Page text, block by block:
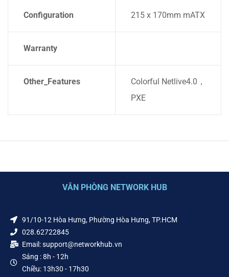
Configuration 215 x 170mm mATX
Warranty
Other_Features
Colorful Netlive4.0，
PXE
VĂN PHÒNG NETWORK HUB
91/10-12 Hòa Hưng, Phường Hòa Hưng, TP.HCM
028.62722845
Email: support@networkhub.vn
Sáng : 8h - 12h
Chiều: 13h30 - 17h30